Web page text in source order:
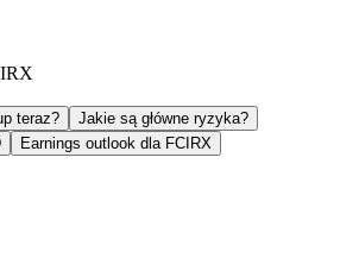
teraz?
Jakie są główne ryzyka?
Earnings outlook dla FCIRX